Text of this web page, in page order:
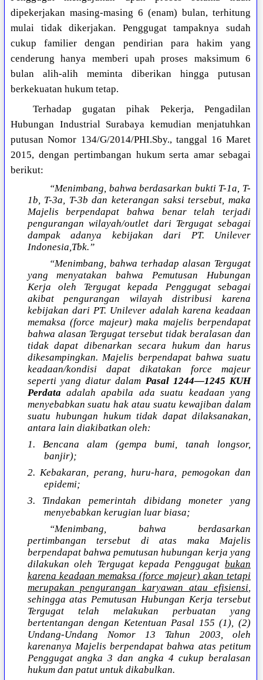
dipekerjakan masing-masing 6 (enam) bulan, terhitung
mulai tidak dikerjakan. Penggugat tampaknya sudah
cukup familier dengan pendirian para hakim yang
cenderung hanya memberi upah proses maksimum 6
bulan alih-alih meminta diberikan hingga putusan
berkekuatan hukum tetap.
Terhadap gugatan pihak Pekerja, Pengadilan
Hubungan Industrial Surabaya kemudian menjatuhkan
putusan Nomor 134/G/2014/PHI.Sby., tanggal 16 Maret
2015, dengan pertimbangan hukum serta amar sebagai
berikut:
“Menimbang, bahwa berdasarkan bukti T-1a, T-
1b, T-3a, T-3b dan keterangan saksi tersebut, maka
Majelis berpendapat bahwa benar telah terjadi
pengurangan wilayah/outlet dari Tergugat sebagai
dampak adanya kebijakan dari PT. Unilever
Indonesia,Tbk.”
“Menimbang, bahwa terhadap alasan Tergugat
yang menyatakan bahwa Pemutusan Hubungan
Kerja oleh Tergugat kepada Penggugat sebagai
akibat pengurangan wilayah distribusi karena
kebijakan dari PT. Unilever adalah karena keadaan
memaksa (force majeur) maka majelis berpendapat
bahwa alasan Tergugat tersebut tidak beralasan dan
tidak dapat dibenarkan secara hukum dan harus
dikesampingkan. Majelis berpendapat bahwa suatu
keadaan/kondisi dapat dikatakan force majeur
seperti yang diatur dalam Pasal 1244—1245 KUH
Perdata adalah apabila ada suatu keadaan yang
menyebabkan suatu hak atau suatu kewajiban dalam
suatu hubungan hukum tidak dapat dilaksanakan,
antara lain diakibatkan oleh:
1. Bencana alam (gempa bumi, tanah longsor,
banjir);
2. Kebakaran, perang, huru-hara, pemogokan dan
epidemi;
3. Tindakan pemerintah dibidang moneter yang
menyebabkan kerugian luar biasa;
“Menimbang, bahwa berdasarkan
pertimbangan tersebut di atas maka Majelis
berpendapat bahwa pemutusan hubungan kerja yang
dilakukan oleh Tergugat kepada Penggugat bukan
karena keadaan memaksa (force majeur) akan tetapi
merupakan pengurangan karyawan atau efisiensi,
sehingga atas Pemutusan Hubungan Kerja tersebut
Tergugat telah melakukan perbuatan yang
bertentangan dengan Ketentuan Pasal 155 (1), (2)
Undang-Undang Nomor 13 Tahun 2003, oleh
karenanya Majelis berpendapat bahwa atas petitum
Penggugat angka 3 dan angka 4 cukup beralasan
hukum dan patut untuk dikabulkan.